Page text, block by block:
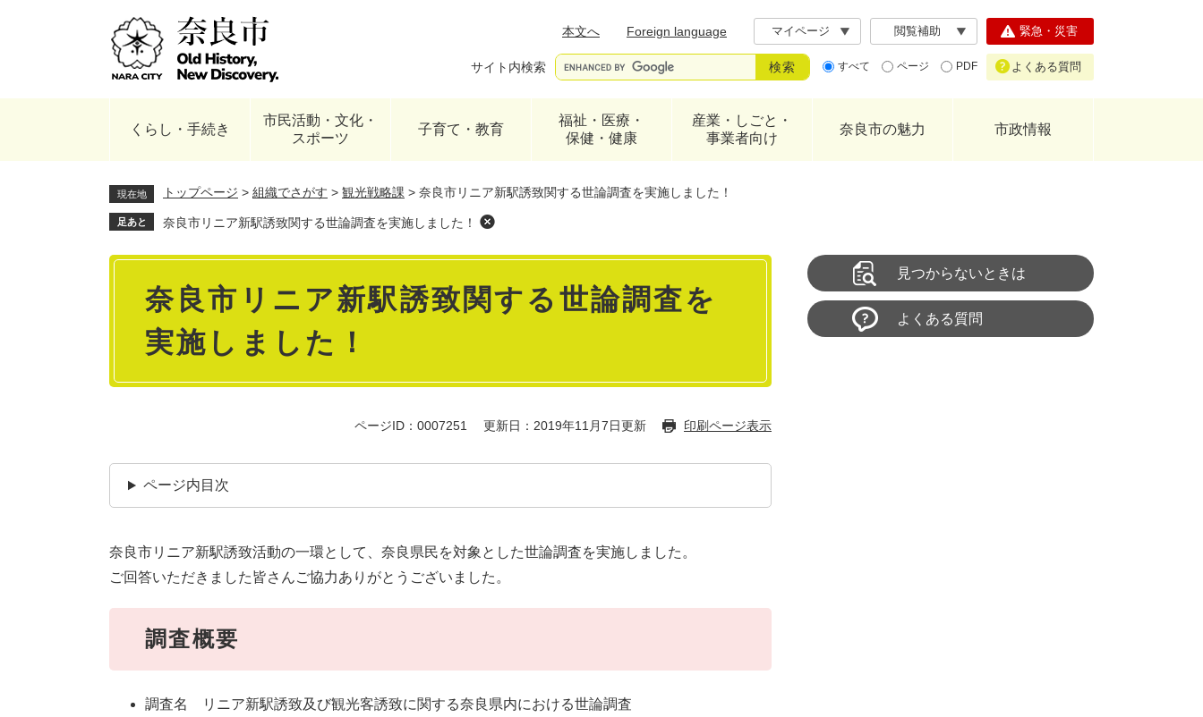
本文へ
Foreign language マイページ 閲覧補助
サイト内検索 すべて ページ PDF
緊急・災害
よくある質問
くらし・手続き
市民活動・文化・
スポーツ
子育て・教育
福祉・医療・
保健・健康
産業・しごと・
事業者向け
奈良市の魅力 市政情報
現在地 トップページ > 組織でさがす > 観光戦略課 > 奈良市リニア新駅誘致関する世論調査を実施しました！
足あと 奈良市リニア新駅誘致関する世論調査を実施しました！
本
奈良市リニア新駅誘致関する世論調査を
実施しました！
ページID：0007251 更新日：2019年11月7日更新 印刷ページ表示
ページ内目次
奈良市リニア新駅誘致活動の一環として、奈良県民を対象とした世論調査を実施しました。
ご回答いただきました皆さんご協力ありがとうございました。
調査概要
調査名 リニア新駅誘致及び観光客誘致に関する奈良県内における世論調査
見つからないときは
よくある質問